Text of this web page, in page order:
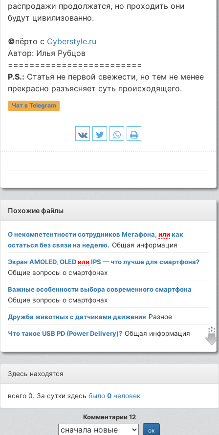
распродажи продолжатся, но проходить они
будут цивилизованно.
©пёрто с Cyberstyle.ru
Автор: Илья Рубцов
=========================
P.S.: Статья не первой свежести, но тем не менее
прекрасно разъясняет суть происходящего.
Чат в Telegram
Похожие файлы
О некомпетентности сотрудников Мегафона,иликак
остаться без связи на неделю. Общая информация
Экран AMOLED, OLEDилиIPS — что лучше для смартфона?
Общие вопросы о смартфонах
Важные особенности выбора современного смартфона
Общие вопросы о смартфонах
Дружба животных с датчиками движения Разное
Что такое USB PD (Power Delivery)? Общая информация
Здесь находятся
всего 0. За сутки здесьбыло0 человек
Комментарии 12